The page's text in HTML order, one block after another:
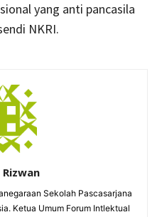
yang anti pancasila
NKRI.
Sekolah Pascasarjana
Ketua Umum Forum Intlektual